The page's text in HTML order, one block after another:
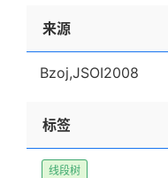
p
来源
Bzoj,JSOI2008
标签
线段树